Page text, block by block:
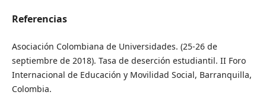
Referencias
Asociación Colombiana de Universidades. (25-26 de
septiembre de 2018). Tasa de deserción estudiantil. II Foro
Internacional de Educación y Movilidad Social, Barranquilla,
Colombia.